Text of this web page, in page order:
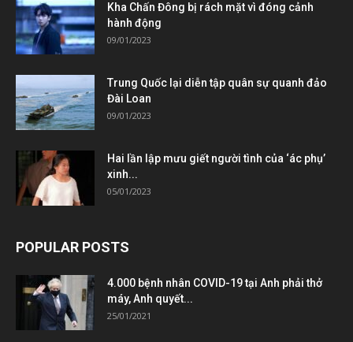
Kha Chấn Đông bị rách mặt vì đóng cảnh
hành động
09/01/2023
Trung Quốc lại diễn tập quân sự quanh đảo
Đài Loan
09/01/2023
Hai lần lập mưu giết người tình của ‘ác phụ’
xinh...
05/01/2023
POPULAR POSTS
4.000 bệnh nhân COVID-19 tại Anh phải thở
máy, Anh quyết...
25/01/2021